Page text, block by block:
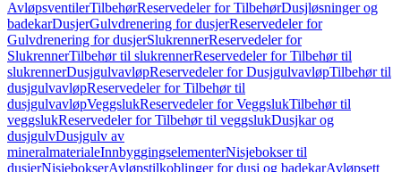
AvløpsventilerTilbehørReservedeler for TilbehørDusjløsninger og
badekarDusjerGulvdrenering for dusjerReservedeler for
Gulvdrenering for dusjerSlukrennerReservedeler for
SlukrennerTilbehør til slukrennerReservedeler for Tilbehør til
slukrennerDusjgulvavløpReservedeler for DusjgulvavløpTilbehør til
dusjgulvavløpReservedeler for Tilbehør til
dusjgulvavløpVeggslukReservedeler for VeggslukTilbehør til
veggslukReservedeler for Tilbehør til veggslukDusjkar og
dusjgulvDusjgulv av
mineralmaterialeInnbyggingselementerNisjebokser til
dusjerNisjebokserAvløpstilkoblinger for dusj og badekarAvløpsett